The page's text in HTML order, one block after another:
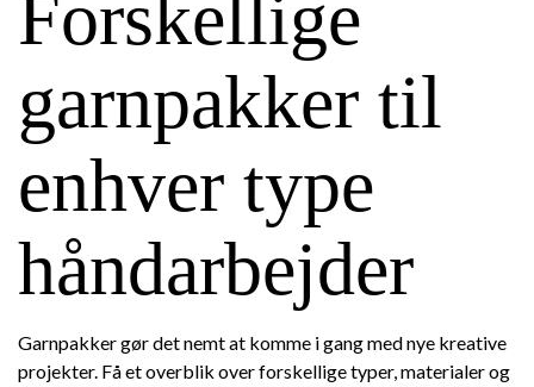
Forskellige
garnpakker til
enhver type
håndarbejder
Garnpakker gør det nemt at komme i gang med nye kreative
projekter. Få et overblik over forskellige typer, materialer og